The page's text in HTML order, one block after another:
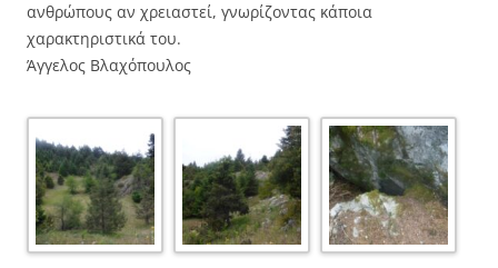
ανθρώπους αν χρειαστεί, γνωρίζοντας κάποια
χαρακτηριστικά του.
Άγγελος Βλαχόπουλος